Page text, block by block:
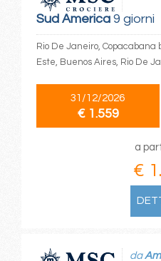
Sud America9 giorni
Rio De Janeiro, Copacabana
Este, Buenos Aires, Rio De
31/12/2026
€ 1.559
a
€
da